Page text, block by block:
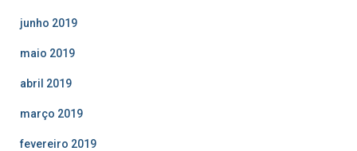
junho 2019
maio 2019
abril 2019
março 2019
fevereiro 2019